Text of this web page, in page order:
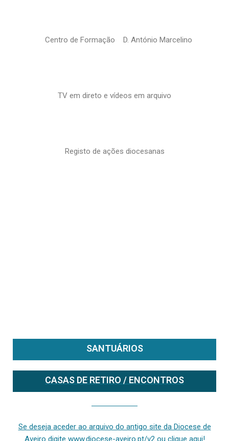
Centro de Formação D. António Marcelino
TV em direto e vídeos em arquivo
Registo de ações diocesanas
SANTUÁRIOS
CASAS DE RETIRO / ENCONTROS
Se deseja aceder ao arquivo do antigo site da Diocese de
Aveiro digite www.diocese-aveiro.pt/v2 ou clique aqui!